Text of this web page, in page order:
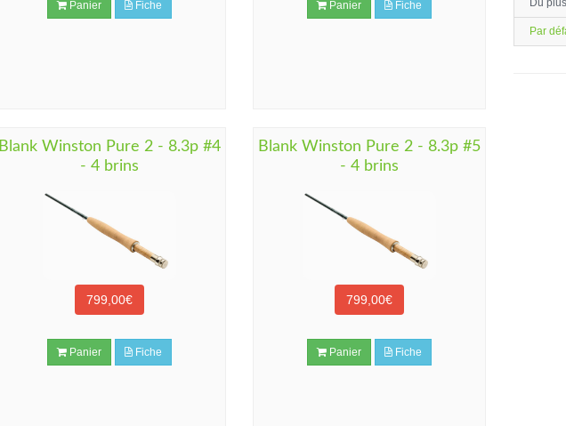
Panier Fiche Panier Fiche
Blank Winston Pure 2 - 8.3p #4
- 4 brins
799,00€
Panier Fiche
Blank Winston Pure 2 - 8.3p #5
- 4 brins
799,00€
Panier Fiche
Du
Par